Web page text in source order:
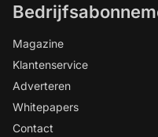
Magazine
Klantenservice
Adverteren
Whitepapers
Contact